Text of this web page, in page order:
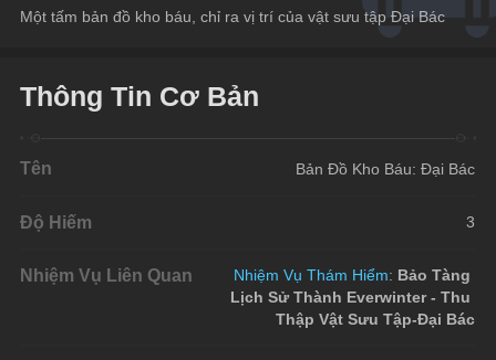
Một tấm bản đồ kho báu, chỉ ra vị trí của vật sưu tập Đại Bác
Thông Tin Cơ Bản
Tên Bản Đồ Kho Báu: Đại Bác
Độ Hiếm 3
Nhiệm Vụ Liên Quan Nhiệm Vụ Thám Hiểm: Bảo Tàng
Lịch Sử Thành Everwinter - Thu
Thập Vật Sưu Tập-Đại Bác